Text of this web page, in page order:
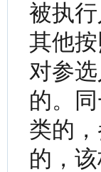
被执
其他
对参
的。
类的
的，